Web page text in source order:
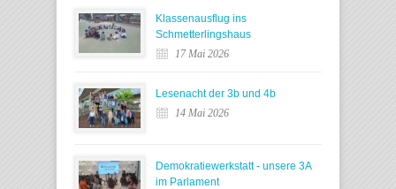
Klassenausflug ins
Schmetterlingshaus
17 Mai 2026
Lesenacht der 3b und 4b
14 Mai 2026
Demokratiewerkstatt - unsere 3A
im Parlament